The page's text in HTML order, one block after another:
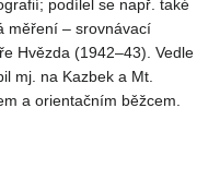
podílel se např. také
měření – srovnávací
Hvězda (1942–43). Vedle
mj. na Kazbek a Mt.
a orientačním běžcem.